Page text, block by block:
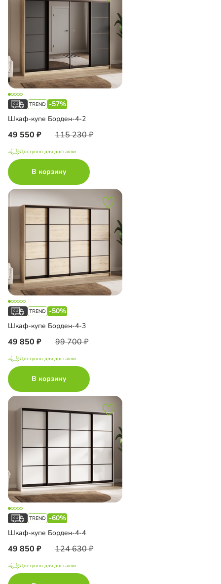
-57%
Шкаф-купе Борден-4-2
49 550 115 230
Доступно для доставки
В корзину
-50%
Шкаф-купе Борден-4-3
49 850 99 700
Доступно для доставки
В корзину
-60%
Шкаф-купе Борден-4-4
49 850 124 630
Доступно для доставки